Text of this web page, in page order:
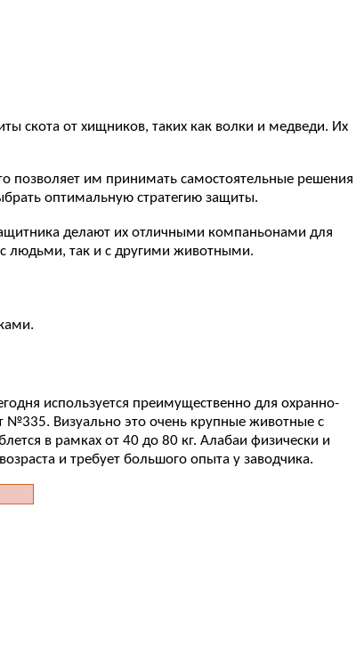
скота от хищников, таких как волки и медведи. Их
позволяет им принимать самостоятельные решения
оптимальную стратегию защиты.
делают их отличными компаньонами для
людьми, так и с другими животными.
используется преимущественно для охранно-
Визуально это очень крупные животные с
в рамках от 40 до 80 кг. Алабаи физически и
и требует большого опыта у заводчика.